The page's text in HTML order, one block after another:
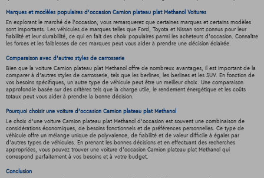
Marques et modèles populaires d'occasion Camion plateau plat Methanol Voitures
En explorant le marché de l'occasion, vous remarquerez que certaines marques et certains modèles
sont importants. Les véhicules de marques telles que Ford, Toyota et Nissan sont connus pour leur
fiabilité et leur durabilité, ce qui en fait des choix populaires parmi les acheteurs d'occasion. Connaître
les forces et les faiblesses de ces marques peut vous aider à prendre une décision éclairée.
Comparaison avec d'autres styles de carrosserie
Bien que la voiture Camion plateau plat Methanol offre de nombreux avantages, il est important de la
comparer à d'autres styles de carrosserie, tels que les berlines, les berlines et les SUV. En fonction de
vos besoins spécifiques, un autre type de véhicule peut être un meilleur choix. Une comparaison
approfondie basée sur des critères tels que la charge utile, le rendement énergétique et les coûts
totaux peut vous aider à prendre la bonne décision.
Pourquoi choisir une voiture d'occasion Camion plateau plat Methanol
Le choix d'une voiture Camion plateau plat Methanol d'occasion est souvent une combinaison de
considérations économiques, de besoins fonctionnels et de préférences personnelles. Ce type de
véhicule offre un mélange unique de polyvalence, de fiabilité et de valeur difficile à égaler par
d’autres types de véhicules. En prenant les bonnes décisions et en effectuant des recherches
appropriées, vous pouvez trouver une voiture d'occasion Camion plateau plat Methanol qui
correspond parfaitement à vos besoins et à votre budget.
Conclusion